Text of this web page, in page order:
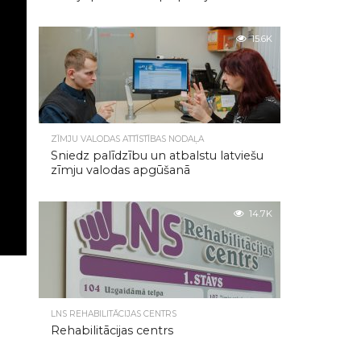
15.6K
ZĪMJU VALODAS ATTĪSTĪBAS NODAĻA
Sniedz palīdzību un atbalstu latviešu
zīmju valodas apgūšanā
14.7K
LNS REHABILITĀCIJAS CENTRS
Rehabilitācijas centrs